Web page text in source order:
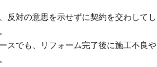
反対の意思を示せずに契約を交わしてし
スでも、リフォーム完了後に施工不良や